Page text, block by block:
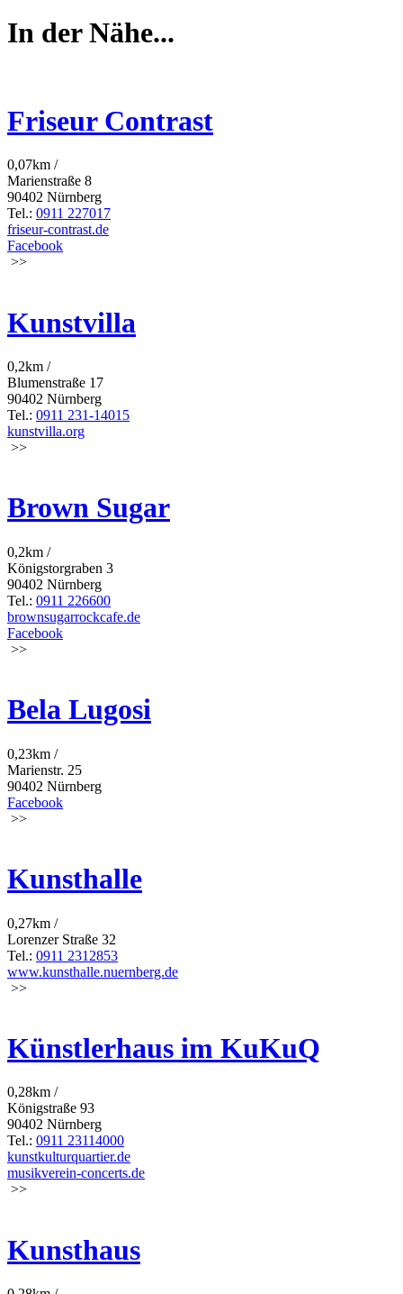
In der Nähe...
Friseur Contrast
0,07km /
Marienstraße 8
90402 Nürnberg
Tel.: 0911 227017
friseur-contrast.de
Facebook
>>
Kunstvilla
0,2km /
Blumenstraße 17
90402 Nürnberg
Tel.: 0911 231-14015
kunstvilla.org
>>
Brown Sugar
0,2km /
Königstorgraben 3
90402 Nürnberg
Tel.: 0911 226600
brownsugarrockcafe.de
Facebook
>>
Bela Lugosi
0,23km /
Marienstr. 25
90402 Nürnberg
Facebook
>>
Kunsthalle
0,27km /
Lorenzer Straße 32
Tel.: 0911 2312853
www.kunsthalle.nuernberg.de
>>
Künstlerhaus im KuKuQ
0,28km /
Königstraße 93
90402 Nürnberg
Tel.: 0911 23114000
kunstkulturquartier.de
musikverein-concerts.de
>>
Kunsthaus